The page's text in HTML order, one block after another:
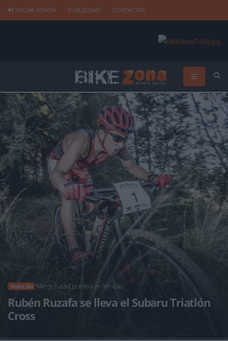
INICIAR SESIÓN PUBLICIDAD CONTACTAR
TRIATLÓN Merce Tussel primera en féminas
Rubén Ruzafa se lleva el Subaru Triatlón
Cross